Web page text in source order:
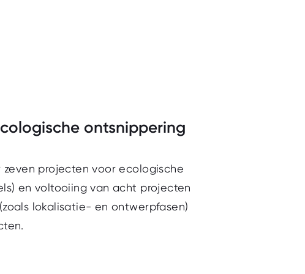
ontsnippering
projecten voor ecologische
en voltooiing van acht projecten
lokalisatie- en ontwerpfasen)